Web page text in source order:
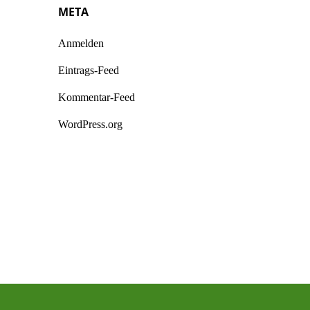
META
Anmelden
Eintrags-Feed
Kommentar-Feed
WordPress.org